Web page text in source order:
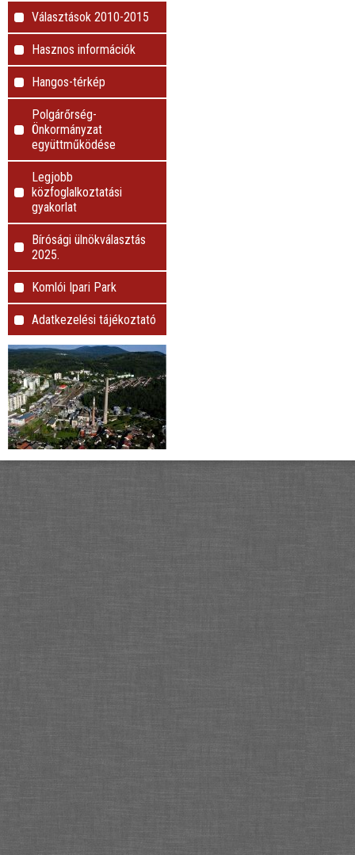
Választások 2010-2015
Hasznos információk
Hangos-térkép
Polgárőrség-
Önkormányzat
együttműködése
Legjobb
közfoglalkoztatási
gyakorlat
Bírósági ülnökválasztás
2025.
Komlói Ipari Park
Adatkezelési tájékoztató